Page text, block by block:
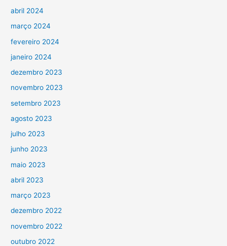
abril 2024
março 2024
fevereiro 2024
janeiro 2024
dezembro 2023
novembro 2023
setembro 2023
agosto 2023
julho 2023
junho 2023
maio 2023
abril 2023
março 2023
dezembro 2022
novembro 2022
outubro 2022